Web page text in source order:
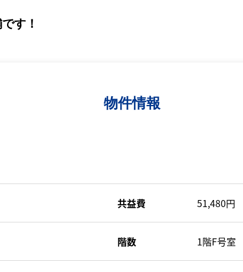
す！
物件情報
共益費 51,480円
階数 1階F号室